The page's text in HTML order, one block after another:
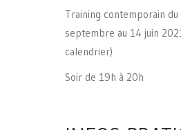
Training contemporain du
septembre au 14 juin
calendrier)
Soir de 19h à 20h